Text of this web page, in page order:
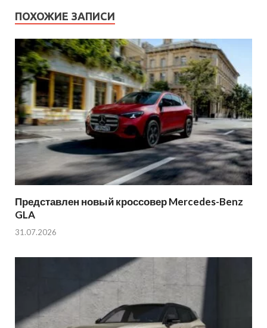
ПОХОЖИЕ ЗАПИСИ
Представлен новый кроссовер Mercedes-Benz
GLA
31.07.2026